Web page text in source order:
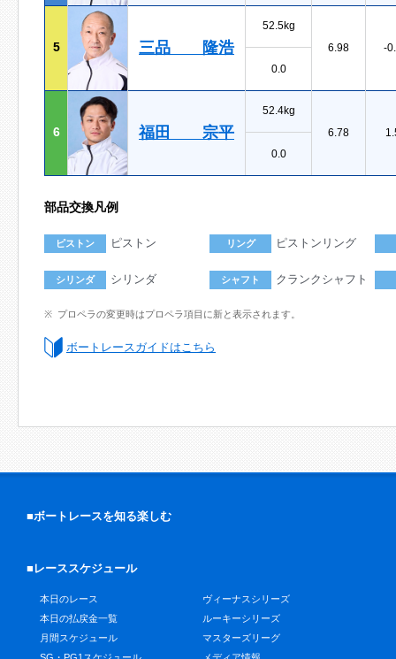
5 三品 隆浩
52.5kg
6.98
-
0.0
6 福田 宗平
52.4kg
6.78
0.0
部品交換凡例
ピストン ピストン リング ピストンリング
シリンダ シリンダ シャフト クランクシャフト
プロペラの変更時はプロペラ項目に新と表示されます。
ボートレースガイドはこちら
■ボートレースを知る楽しむ
■レーススケジュール
本日のレース
本日の払戻金一覧
月間スケジュール
ヴィーナスシリーズ
ルーキーシリーズ
マスターズリーグ